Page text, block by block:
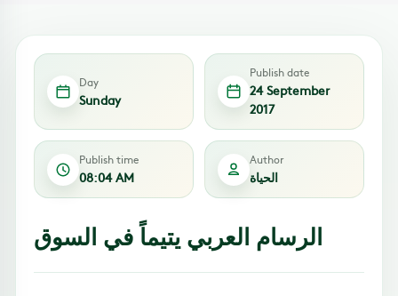
Day
Sunday
Publish date
24 September
2017
Publish time
08:04 AM
Author
الحياة
الرسام العربي يتيماً في السوق